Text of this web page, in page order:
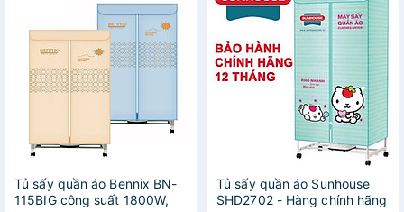
Tủ sấy quần áo Bennix BN-
115BIG công suất 1800W,
Tủ sấy quần áo Sunhouse
SHD2702 - Hàng chính hãng